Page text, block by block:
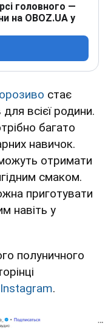
головного —
на OBOZ.UA у
стає
всієї родини.
багато
навичок.
отримати
смаком.
приготувати
навіть у
полуничного
Instagram.